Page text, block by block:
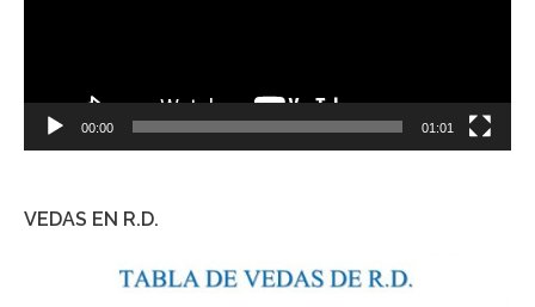
00:00 01:01
VEDAS EN R.D.